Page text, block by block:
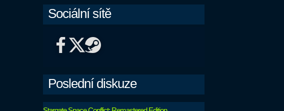
Sociální sítě
Poslední diskuze